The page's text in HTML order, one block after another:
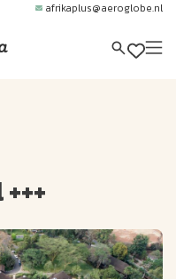
afrikaplus@aeroglobe.nl